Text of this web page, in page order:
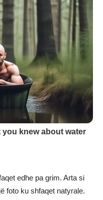
edhe pa grim. Arta si
foto ku shfaqet natyrale.